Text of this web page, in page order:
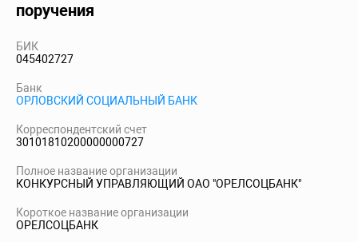
поручения
БИК
045402727
Банк
ОРЛОВСКИЙ СОЦИАЛЬНЫЙ БАНК
Корреспондентский счет
30101810200000000727
Полное название организации
КОНКУРСНЫЙ УПРАВЛЯЮЩИЙ ОАО "ОРЕЛСОЦБАНК"
Короткое название организации
ОРЕЛСОЦБАНК